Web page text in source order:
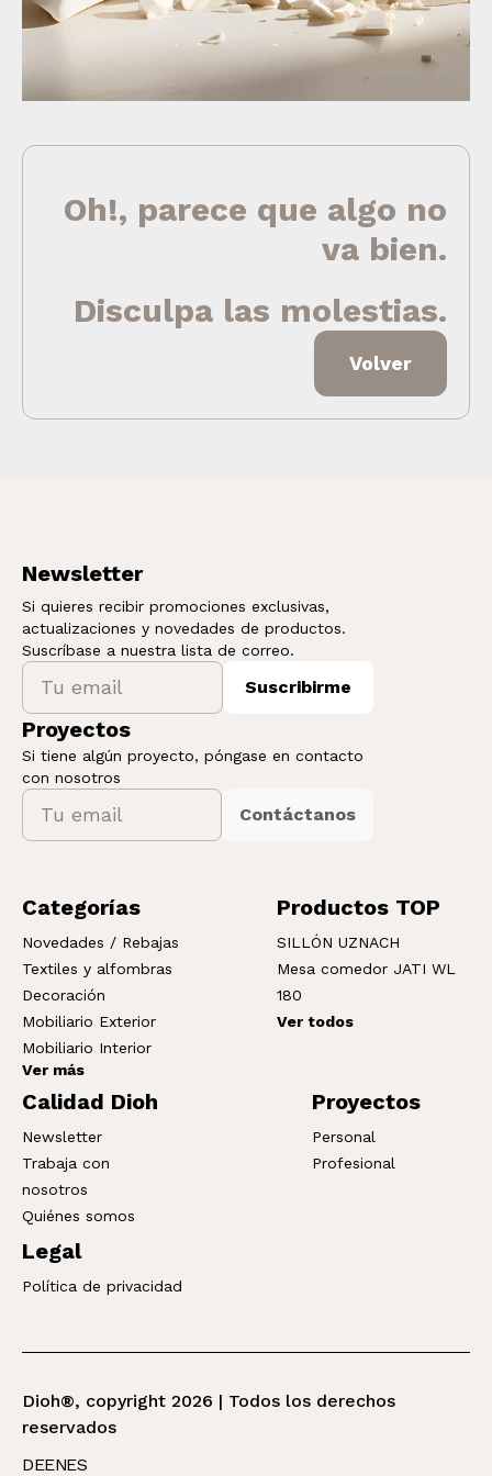
Oh!, parece que algo no
va bien.
Disculpa las molestias.
Volver
Newsletter
Si quieres recibir promociones exclusivas,
actualizaciones y novedades de productos.
Suscríbase a nuestra lista de correo.
Suscribirme
Proyectos
Si tiene algún proyecto, póngase en contacto
con nosotros
Contáctanos
Categorías
Novedades / Rebajas
Textiles y alfombras
Decoración
Mobiliario Exterior
Mobiliario Interior
Ver más
Productos TOP
SILLÓN UZNACH
Mesa comedor JATI WL
180
Ver todos
Calidad Dioh
Newsletter
Trabaja con
nosotros
Quiénes somos
Proyectos
Personal
Profesional
Legal
Política de privacidad
Dioh®, copyright 2026 | Todos los derechos
reservados
DEENES